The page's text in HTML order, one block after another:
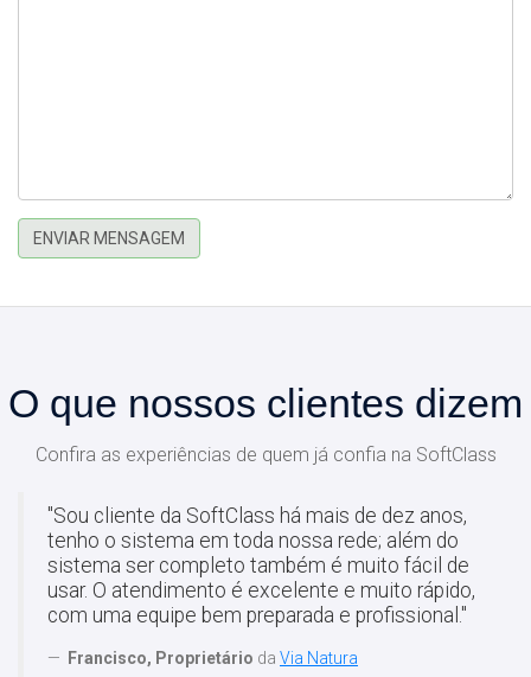
ENVIAR MENSAGEM
O que nossos clientes dizem
Confira as experiências de quem já confia na SoftClass
"Sou cliente da SoftClass há mais de dez anos,
tenho o sistema em toda nossa rede; além do
sistema ser completo também é muito fácil de
usar. O atendimento é excelente e muito rápido,
com uma equipe bem preparada e profissional."
Francisco, Proprietário da Via Natura